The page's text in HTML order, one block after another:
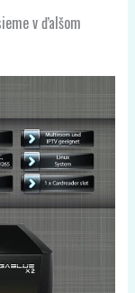
v ďalšom